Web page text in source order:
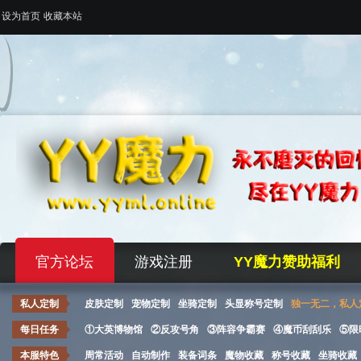
设为首页 收藏本站
官方论坛 游戏注册 YY魔力赞助福利
私人定制 皮肤定制 宠物定制 坐骑定制 头显称号定制 独一无二，私人
每日任务 ①大英博物馆 ②反攻号角 ③阵容争霸赛 ④魔币刮刮乐 ⑤限
本服特色 周常活动 自动制作 装备词条 魔物收藏 称号收藏 坐骑收藏